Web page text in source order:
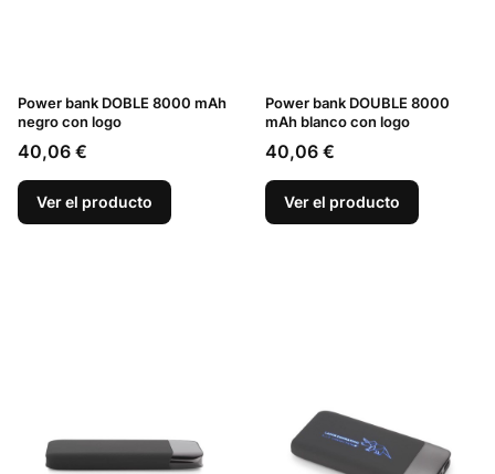
Power bank DOBLE 8000 mAh
negro con logo
Precio
40,06 €
Ver el producto
Power bank DOUBLE 8000
mAh blanco con logo
Precio
40,06 €
Ver el producto